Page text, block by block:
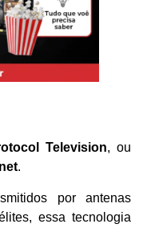
Television, ou
.
por antenas
essa tecnologia